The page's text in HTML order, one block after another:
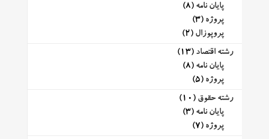
پایان نامه (8)
پروژه (3)
پروپوزال (2)
رشته اقتصاد (13)
پایان نامه (8)
پروژه (5)
رشته حقوق (10)
پایان نامه (3)
پروژه (7)